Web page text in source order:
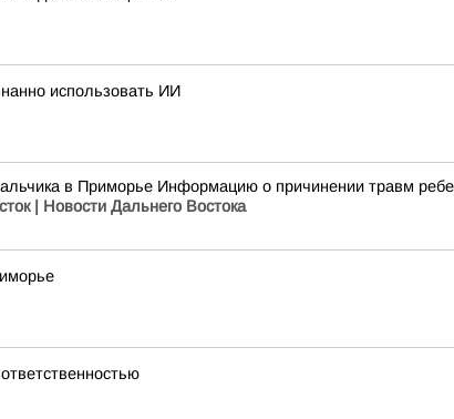
использовать ИИ
в Приморье Информацию о причинении травм
| Новости Дальнего Востока